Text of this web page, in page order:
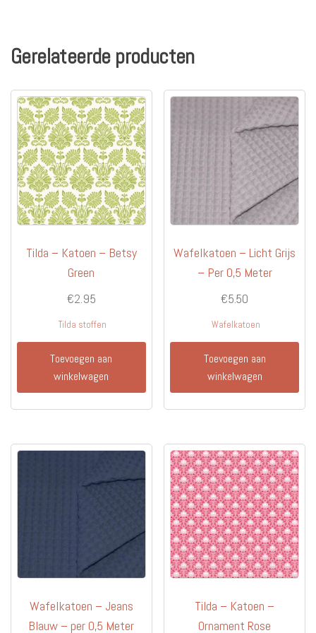
op
de
Gerelateerde producten
Tilda – Katoen – Betsy
Green
€2.95
Tilda stoffen
Toevoegen aan
winkelwagen
Wafelkatoen – Licht Grijs
– Per 0,5 Meter
€5.50
Wafelkatoen
Toevoegen aan
winkelwagen
Wafelkatoen – Jeans
Blauw – per 0,5 Meter
Tilda – Katoen –
Ornament Rose